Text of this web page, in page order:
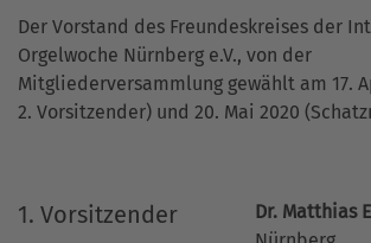
Der Vorstand des Freundeskreises der
Orgelwoche Nürnberg e.V., von der
Mitgliederversammlung gewählt am 17.
2. Vorsitzender) und 20. Mai 2020
1. Vorsitzender Dr. Matthias